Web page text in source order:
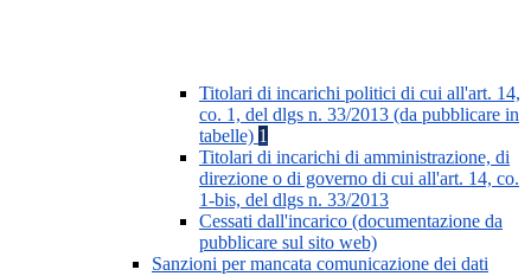
Titolari di incarichi politici di cui all'art. 14,
co. 1, del dlgs n. 33/2013 (da pubblicare in
tabelle) 1
Titolari di incarichi di amministrazione, di
direzione o di governo di cui all'art. 14, co.
1-bis, del dlgs n. 33/2013
Cessati dall'incarico (documentazione da
pubblicare sul sito web)
Sanzioni per mancata comunicazione dei dati